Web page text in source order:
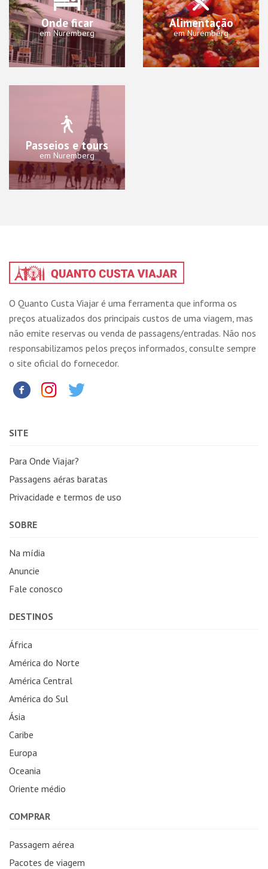
Onde ficar
em Nuremberg
Alimentação
em Nuremberg
Passeios e tours
em Nuremberg
O Quanto Custa Viajar é uma ferramenta que informa os
preços atualizados dos principais custos de uma viagem, mas
não emite reservas ou venda de passagens/entradas. Não nos
responsabilizamos pelos preços informados, consulte sempre
o site oficial do fornecedor.
SITE
Para Onde Viajar?
Passagens aéras baratas
Privacidade e termos de uso
SOBRE
Na mídia
Anuncie
Fale conosco
DESTINOS
África
América do Norte
América Central
América do Sul
Ásia
Caribe
Europa
Oceania
Oriente médio
COMPRAR
Passagem aérea
Pacotes de viagem